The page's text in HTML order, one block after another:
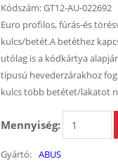
Kódszám:GT12-AU-022692
Euro profilos, fúrás-és
kulcs/betét.A betéthez
utólag is a kódkártya
típusú hevederzárakhoz
kulcs több betétet/lakatot
Mennyiség:
Gyártó: ABUS